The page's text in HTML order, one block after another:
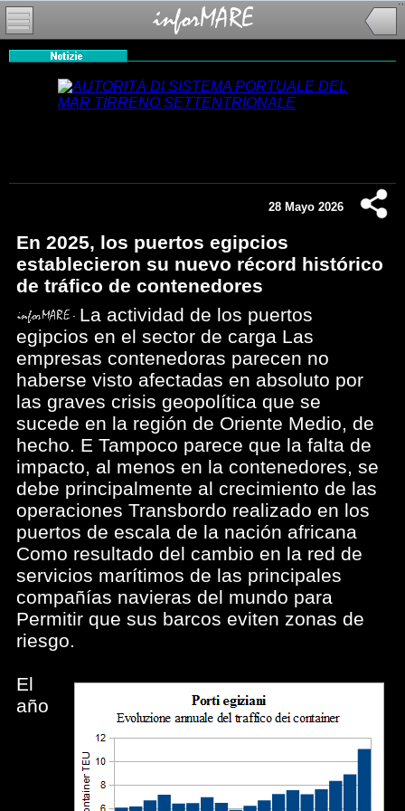
28 Mayo 2026
En 2025, los puertos egipcios
establecieron su nuevo récord histórico
de tráfico de contenedores
La actividad de los puertos
egipcios en el sector de carga Las
empresas contenedoras parecen no
haberse visto afectadas en absoluto por
las graves crisis geopolítica que se
sucede en la región de Oriente Medio, de
hecho. E Tampoco parece que la falta de
impacto, al menos en la contenedores, se
debe principalmente al crecimiento de las
operaciones Transbordo realizado en los
puertos de escala de la nación africana
Como resultado del cambio en la red de
servicios marítimos de las principales
compañías navieras del mundo para
Permitir que sus barcos eviten zonas de
riesgo.
El
año